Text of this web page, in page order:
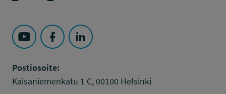
Seuraa Työsuojelurahasto kohteessa: YouTube
Seuraa Työsuojelurahasto kohteessa:
Seuraa Työsuojelurahasto kohteessa:
Postiosoite:
Kaisaniemenkatu 1 C, 00100 Helsinki